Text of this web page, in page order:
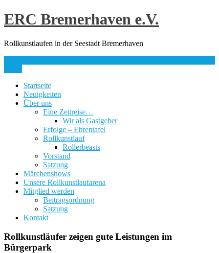
Skip
to
ERC Bremerhaven e.V.
Rollkunstlaufen in der Seestadt Bremerhaven
Startseite
Neuigkeiten
Über uns
Eine Zeitreise…
Wir als Gastgeber
Erfolge – Ehrentafel
Rollkunstlauf
Rollerbeasts
Vorstand
Satzung
Märchenshows
Unsere Rollkunstlaufarena
Mitglied werden
Beitragsordnung
Satzung
Kontakt
Rollkunstläufer zeigen gute Leistungen im
Bürgerpark